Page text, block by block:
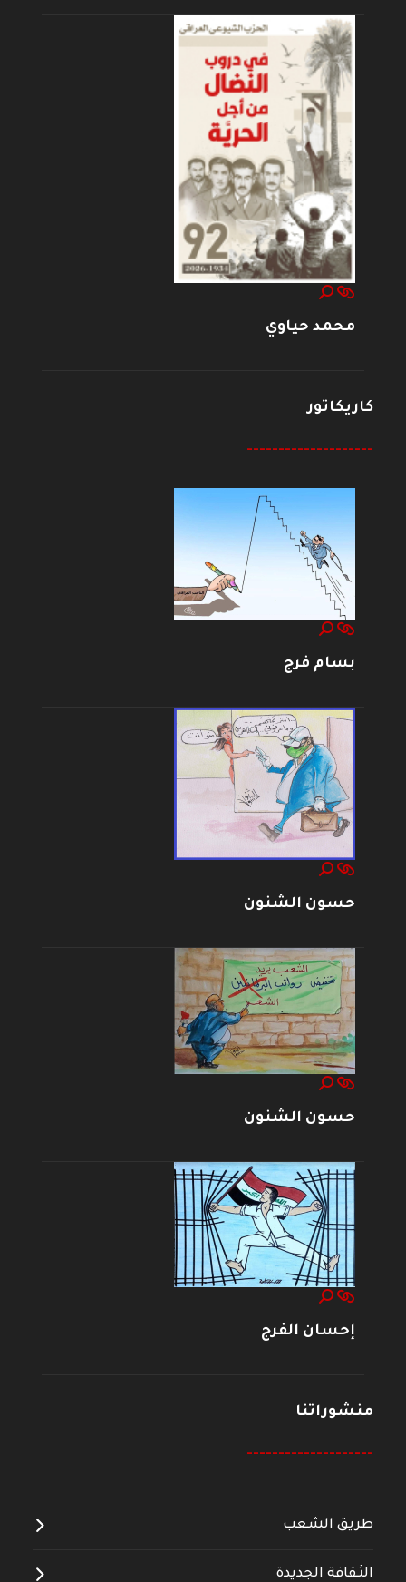
محمد حياوي
كاريكاتور
--------------------
بسام فرج
حسون الشنون
حسون الشنون
إحسان الفرج
منشوراتنا
--------------------
طريق الشعب
الثقافة الجديدة